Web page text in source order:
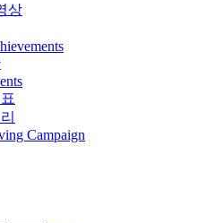
상
Campaign